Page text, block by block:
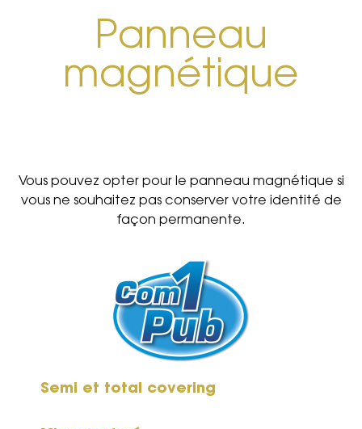
Panneau
magnétique
Vous pouvez opter pour le panneau magnétique si
vous ne souhaitez pas conserver votre identité de
façon permanente.
Semi et total covering